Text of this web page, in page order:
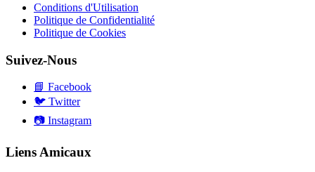
Conditions d'Utilisation
Politique de Confidentialité
Politique de Cookies
Suivez-Nous
📘 Facebook
🐦 Twitter
📷 Instagram
Liens Amicaux